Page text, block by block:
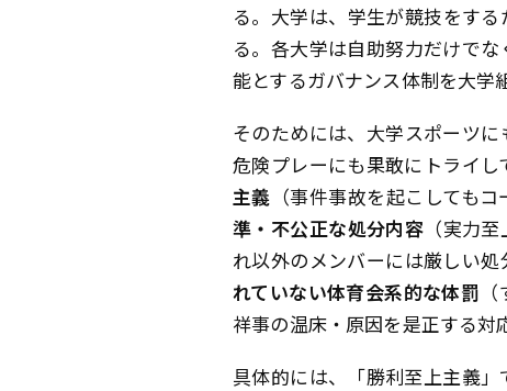
る。大学は、学生が競技をす
る。各大学は自助努力だけで
能とするガバナンス体制を大学
そのためには、大学スポーツに
危険プレーにも果敢にトライし
主義 （事件事故を起こしても
準・不公正な処分内容 （実力
れ以外のメンバーには厳しい
れていない体育会系的な体罰
祥事の温床・原因を是正する対
具体的には、「勝利至上主義